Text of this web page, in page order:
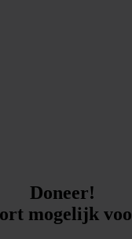
Doneer!
mogelijk